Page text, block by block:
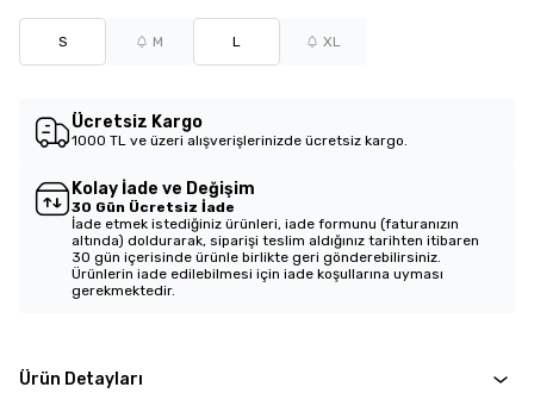
S M L XL
Ücretsiz Kargo
1000 TL ve üzeri alışverişlerinizde ücretsiz kargo.
Kolay İade ve Değişim
30 Gün Ücretsiz İade
İade etmek istediğiniz ürünleri, iade formunu (faturanızın
altında) doldurarak, siparişi teslim aldığınız tarihten itibaren
30 gün içerisinde ürünle birlikte geri gönderebilirsiniz.
Ürünlerin iade edilebilmesi için iade koşullarına uyması
gerekmektedir.
Ürün Detayları